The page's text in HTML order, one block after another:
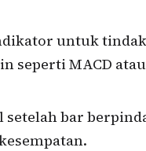
untuk
seperti MACD atau
bar